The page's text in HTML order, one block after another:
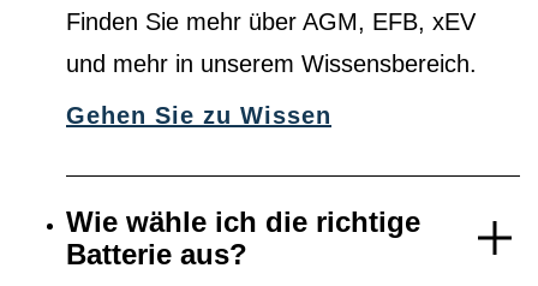
Finden Sie mehr über AGM, EFB, xEV
und mehr in unserem Wissensbereich.
Gehen Sie zu Wissen
Wie wähle ich die richtige
Batterie aus?